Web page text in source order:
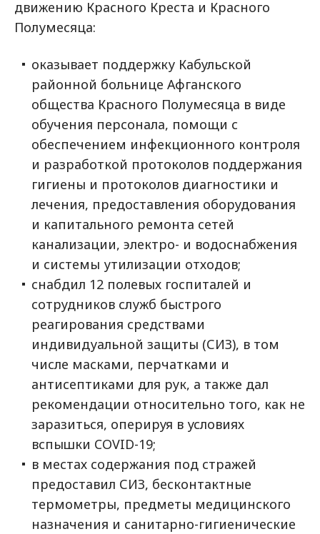
движению Красного Креста и Красного
Полумесяца:
оказывает поддержку Кабульской
районной больнице Афганского
общества Красного Полумесяца в виде
обучения персонала, помощи с
обеспечением инфекционного контроля
и разработкой протоколов поддержания
гигиены и протоколов диагностики и
лечения, предоставления оборудования
и капитального ремонта сетей
канализации, электро- и водоснабжения
и системы утилизации отходов;
снабдил 12 полевых госпиталей и
сотрудников служб быстрого
реагирования средствами
индивидуальной защиты (СИЗ), в том
числе масками, перчатками и
антисептиками для рук, а также дал
рекомендации относительно того, как не
заразиться, оперируя в условиях
вспышки COVID-19;
в местах содержания под стражей
предоставил СИЗ, бесконтактные
термометры, предметы медицинского
назначения и санитарно-гигиенические